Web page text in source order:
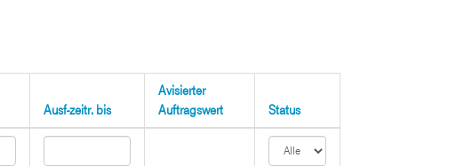
Ausf-zeitr. bis
Avisierter
Auftragswert
Status